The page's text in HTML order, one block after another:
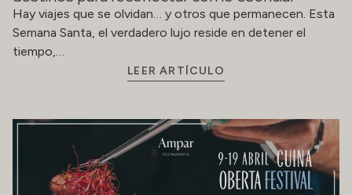
Hay viajes que se olvidan… y otros que permanecen. Esta
Semana Santa, el verdadero lujo reside en detener el
tiempo,…
LEER ARTÍCULO